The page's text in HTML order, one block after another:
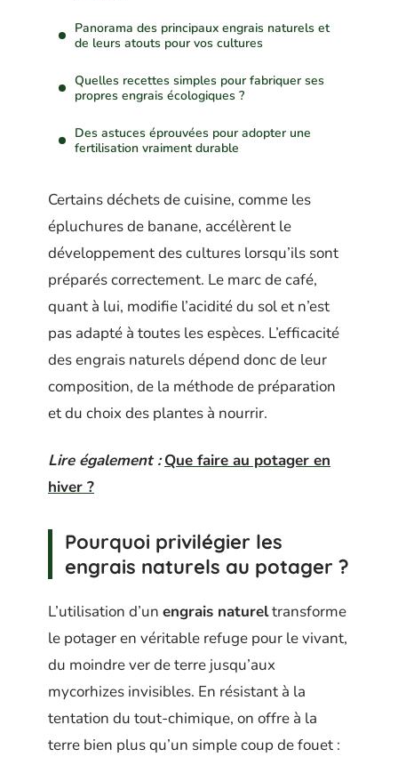
Panorama des principaux engrais naturels et
de leurs atouts pour vos cultures
Quelles recettes simples pour fabriquer ses
propres engrais écologiques ?
Des astuces éprouvées pour adopter une
fertilisation vraiment durable
Certains déchets de cuisine, comme les
épluchures de banane, accélèrent le
développement des cultures lorsqu’ils sont
préparés correctement. Le marc de café,
quant à lui, modifie l’acidité du sol et n’est
pas adapté à toutes les espèces. L’efficacité
des engrais naturels dépend donc de leur
composition, de la méthode de préparation
et du choix des plantes à nourrir.
Lire également : Que faire au potager en
hiver ?
Pourquoi privilégier les
engrais naturels au potager ?
L’utilisation d’un engrais natureltransforme
le potager en véritable refuge pour le vivant,
du moindre ver de terre jusqu’aux
mycorhizes invisibles. En résistant à la
tentation du tout-chimique, on offre à la
terre bien plus qu’un simple coup de fouet :